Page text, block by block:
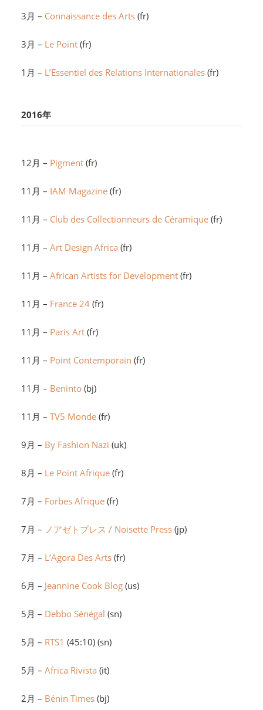
3月 – Connaissance des Arts(fr)
3月 – Le Point(fr)
1月 – L’Essentiel des Relations Internationales(fr)
2016年
12月 – Pigment(fr)
11月 – IAM Magazine(fr)
11月 – Club des Collectionneurs de Céramique(fr)
11月 – Art Design Africa (fr)
11月 – African Artists for Development(fr)
11月 – France 24(fr)
11月 – Paris Art(fr)
11月 – Point Contemporain (fr)
11月 – Beninto(bj)
11月 – TV5 Monde(fr)
9月 – By Fashion Nazi (uk)
8月 – Le Point Afrique(fr)
7月 – Forbes Afrique(fr)
7月 – ノアゼトプレス / Noisette Press(jp)
7月 – L’Agora Des Arts(fr)
6月 – Jeannine Cook Blog(us)
5月 – Debbo Sénégal (sn)
5月 – RTS1 (45:10) (sn)
5月 – Africa Rivista (it)
2月 – Bénin Times(bj)